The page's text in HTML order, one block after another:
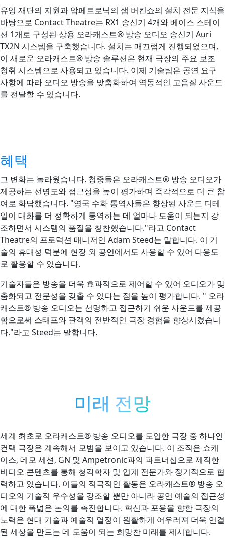
유잉 재단의 지원과 암페트로닉의 샘 버킨쇼의 설치 전문 지식을
바탕으로 Contact Theatre는 RX1 송신기 4개와 베이스 스테이
션 1개로 구성된 상용 오라캐스트® 방송 오디오 송신기 Auri
TX2N 시스템을 구축했습니다. 설치는 매끄럽게 진행되었으며,
이 새로운 오라캐스트® 방송 솔루션은 현재 극장의 주요 보조
청취 시스템으로 사용되고 있습니다. 이제 기술팀은 공연 요구
사항에 따라 오디오 방송을 맞춤화하여 역동적인 고음질 사운드
를 전달할 수 있습니다.
혜택
그 변화는 놀라웠습니다. 청중들은 오라캐스트® 방송 오디오가
제공하는 선명도와 접근성을 높이 평가하며 즉각적으로 더 큰 참
여로 화답했습니다. "영국 수화 통역사들은 향상된 사운드 디테
일이 대화를 더 정확하게 통역하는 데 얼마나 도움이 되는지 강
조하면서 시스템의 품질을 칭찬했습니다."라고 Contact
Theatre의 프로덕션 매니저인 Adam Steed는 말합니다. 이 기
술의 휴대성 덕분에 현장 외 공연에서도 사용할 수 있어 다용도
로 활용할 수 있습니다.
기술자들은 방송을 더욱 효과적으로 제어할 수 있어 오디오가 맞
춤화되고 전문성을 갖출 수 있다는 점을 높이 평가합니다. " 오라
캐스트® 방송 오디오는 선명하고 접근하기 쉬운 사운드를 제공
함으로써 스태프와 관객의 전반적인 극장 경험을 향상시켰습니
다."라고 Steed는 말합니다.
미래 전망
세계 최초로 오라캐스트® 방송 오디오를 도입한 극장 중 하나인
컨택 극장은 계속해서 모범을 보이고 있습니다. 이 조직은 쇼케
이스, 데모 세션, GN 및 Ampetronic과의 파트너십으로 제작한
비디오 콘텐츠를 통해 청각학자 및 업계 전문가와 정기적으로 협
력하고 있습니다. 이들의 적극적인 활동은 오라캐스트® 방송 오
디오의 기술적 우수성을 강조할 뿐만 아니라 공연 예술의 접근성
에 대한 폭넓은 논의를 촉진합니다. 혁신과 포용을 향한 극장의
노력은 현대 기술과 예술적 열정이 원활하게 어우러져 더욱 연결
된 세상을 만드는 데 도움이 되는 희망찬 미래를 제시합니다.